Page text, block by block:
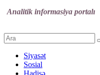
Analitik informasiya portalı
Siyasət
Sosial